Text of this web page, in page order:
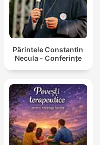
Părintele Constantin
Necula - Conferințe